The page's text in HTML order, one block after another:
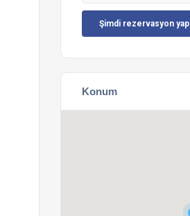
Şimdi rezervasyon yap
Konum